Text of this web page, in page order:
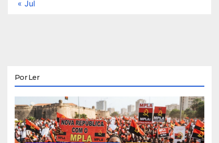
« Jul
Por Ler